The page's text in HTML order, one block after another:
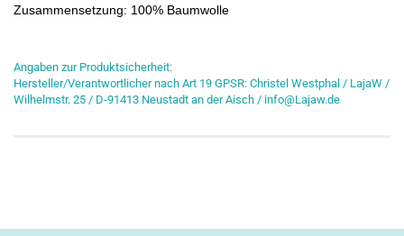
Zusammensetzung: 100% Baumwolle
Angaben zur Produktsicherheit:
Hersteller/Verantwortlicher nach Art 19 GPSR: Christel Westphal / LajaW /
Wilhelmstr. 25 / D-91413 Neustadt an der Aisch / info@Lajaw.de